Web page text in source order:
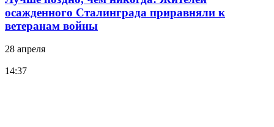
осажденного Сталинграда приравняли к
ветеранам войны
28 апреля
14:37